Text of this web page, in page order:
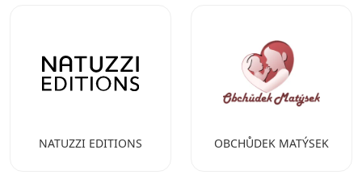
NATUZZI EDITIONS OBCHŮDEK MATÝSEK